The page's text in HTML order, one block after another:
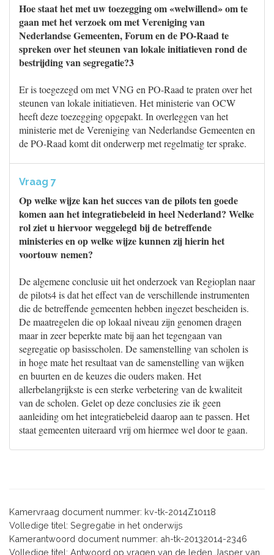
Hoe staat het met uw toezegging om «welwillend» om te
gaan met het verzoek om met Vereniging van
Nederlandse Gemeenten, Forum en de PO-Raad te
spreken over het steunen van lokale initiatieven rond de
bestrijding van segregatie?3
Er is toegezegd om met VNG en PO-Raad te praten over het
steunen van lokale initiatieven. Het ministerie van OCW
heeft deze toezegging opgepakt. In overleggen van het
ministerie met de Vereniging van Nederlandse Gemeenten en
de PO-Raad komt dit onderwerp met regelmatig ter sprake.
Vraag 7
Op welke wijze kan het succes van de pilots ten goede
komen aan het integratiebeleid in heel Nederland? Welke
rol ziet u hiervoor weggelegd bij de betreffende
ministeries en op welke wijze kunnen zij hierin het
voortouw nemen?
De algemene conclusie uit het onderzoek van Regioplan naar
de pilots4 is dat het effect van de verschillende instrumenten
die de betreffende gemeenten hebben ingezet bescheiden is.
De maatregelen die op lokaal niveau zijn genomen dragen
maar in zeer beperkte mate bij aan het tegengaan van
segregatie op basisscholen. De samenstelling van scholen is
in hoge mate het resultaat van de samenstelling van wijken
en buurten en de keuzes die ouders maken. Het
allerbelangrijkste is een sterke verbetering van de kwaliteit
van de scholen. Gelet op deze conclusies zie ik geen
aanleiding om het integratiebeleid daarop aan te passen. Het
staat gemeenten uiteraard vrij om hiermee wel door te gaan.
Kamervraag document nummer: kv-tk-2014Z10118
Volledige titel: Segregatie in het onderwijs
Kamerantwoord document nummer: ah-tk-20132014-2346
Volledige titel: Antwoord op vragen van de leden Jasper van